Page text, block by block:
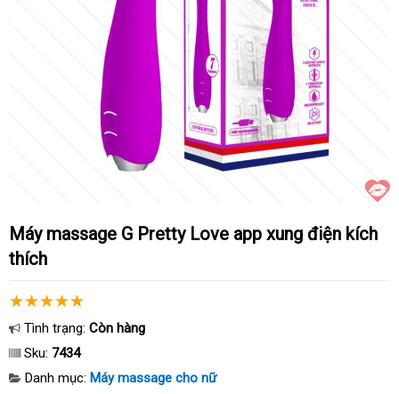
Máy massage G Pretty Love app xung điện kích
thích
Tình trạng: Còn hàng
Sku: 7434
Danh mục: Máy massage cho nữ